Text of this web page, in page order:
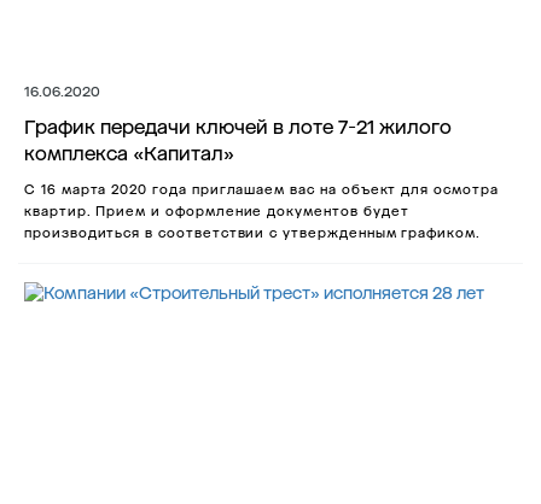
16.06.2020
График передачи ключей в лоте 7-21 жилого
комплекса «Капитал»
С 16 марта 2020 года приглашаем вас на объект для осмотра
квартир. Прием и оформление документов будет
производиться в соответствии с утвержденным графиком.